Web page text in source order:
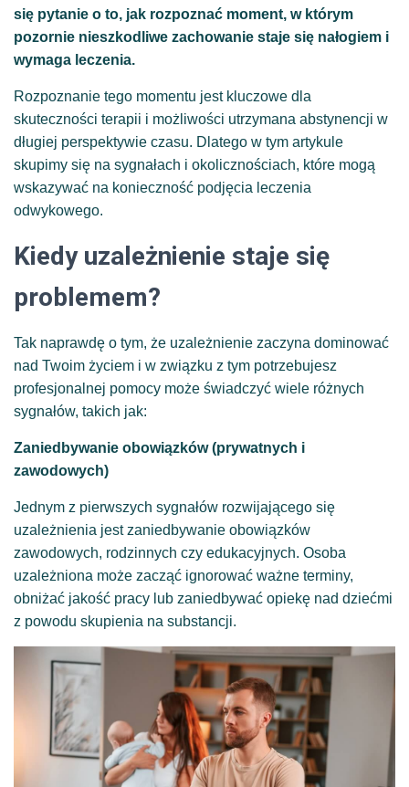
się pytanie o to, jak rozpoznać moment, w którym
pozornie nieszkodliwe zachowanie staje się nałogiem i
wymaga leczenia.
Rozpoznanie tego momentu jest kluczowe dla
skuteczności terapii i możliwości utrzymana abstynencji w
długiej perspektywie czasu. Dlatego w tym artykule
skupimy się na sygnałach i okolicznościach, które mogą
wskazywać na konieczność podjęcia leczenia
odwykowego.
Kiedy uzależnienie staje się
problemem?
Tak naprawdę o tym, że uzależnienie zaczyna dominować
nad Twoim życiem i w związku z tym potrzebujesz
profesjonalnej pomocy może świadczyć wiele różnych
sygnałów, takich jak:
Zaniedbywanie obowiązków (prywatnych i
zawodowych)
Jednym z pierwszych sygnałów rozwijającego się
uzależnienia jest zaniedbywanie obowiązków
zawodowych, rodzinnych czy edukacyjnych. Osoba
uzależniona może zacząć ignorować ważne terminy,
obniżać jakość pracy lub zaniedbywać opiekę nad dziećmi
z powodu skupienia na substancji.